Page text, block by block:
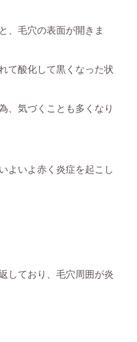
、毛穴の表面が開きま
て酸化して黒くなった状
、気づくことも多くなり
よいよ赤く炎症を起こし
しており、毛穴周囲が炎